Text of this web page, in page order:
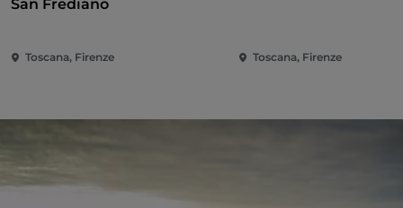
San Frediano
Toscana, Firenze Toscana, Firenze